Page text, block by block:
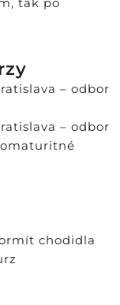
– odbor
– odbor
chodidla